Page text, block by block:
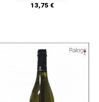
Precio
13,75 €